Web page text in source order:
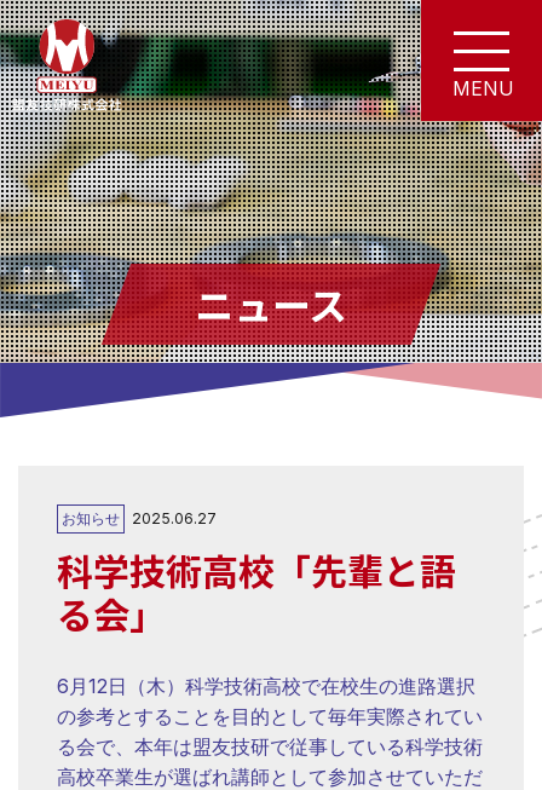
ニュース
お知らせ 2025.06.27
科学技術高校「先輩と語
る会」
6月12日（木）科学技術高校で在校生の進路選択
の参考とすることを目的として毎年実際されてい
る会で、本年は盟友技研で従事している科学技術
高校卒業生が選ばれ講師として参加させていただ